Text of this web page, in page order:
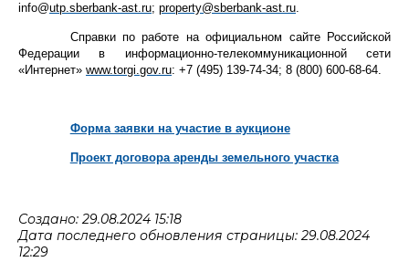
info@utp.sberbank-ast.ru; property@sberbank-ast.ru.
Справки по работе на официальном сайте Российской
Федерации в информационно-телекоммуникационной сети
«Интернет» www.torgi.gov.ru: +7 (495) 139-74-34; 8 (800) 600-68-64.
Форма заявки на участие в аукционе
Проект договора аренды земельного участка
Создано: 29.08.2024 15:18
Дата последнего обновления страницы: 29.08.2024
12:29